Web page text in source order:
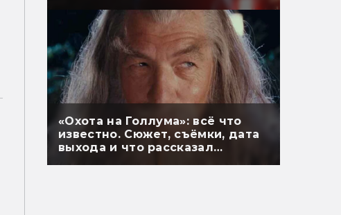
«Охота на Голлума»: всё что
известно. Сюжет, съёмки, дата
выхода и что рассказал